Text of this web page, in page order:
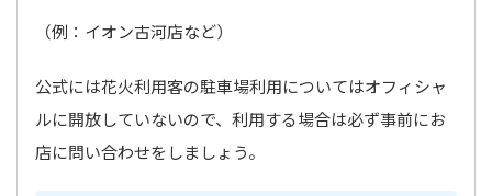
（例：イオン古河店など）
公式には花火利用客の駐車場利用についてはオフィシャ
ルに開放していないので、利用する場合は必ず事前にお
店に問い合わせをしましょう。